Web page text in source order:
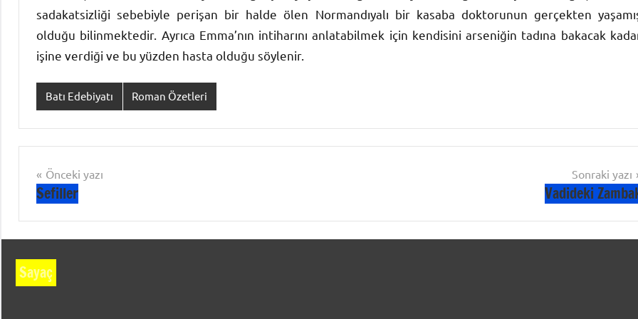
sadakatsizliği sebebiyle perişan bir halde ölen Normandıyalı bir kasaba doktorunun gerçekten
olduğu bilinmektedir. Ayrıca Emma’nın intiharını anlatabilmek için kendisini arseniğin tadına bakacak
işine verdiği ve bu yüzden hasta olduğu söylenir.
Batı Edebiyatı Roman Özetleri
Yazı
gezinmesi
Önceki yazı
Sefiller
Sonraki yazı
Vadideki
Sayaç